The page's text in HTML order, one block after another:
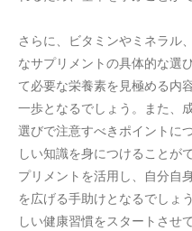
さらに、ビタミンやミネラル
なサプリメントの具体的な選
て必要な栄養素を見極める内
一歩となるでしょう。また、
選びで注意すべきポイントに
しい知識を身につけることが
プリメントを活用し、自分自
を広げる手助けとなるでしょ
しい健康習慣をスタートさせ